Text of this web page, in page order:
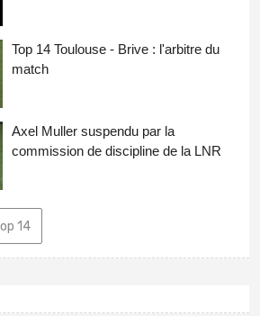
Top 14 Toulouse - Brive : l'arbitre du
match
Axel Muller suspendu par la
commission de discipline de la LNR
14